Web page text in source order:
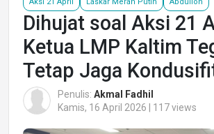
Dihujat soal Aksi 21
Ketua LMP Kaltim
Tetap Jaga
Penulis: Akmal Fadhil
Kamis, 16 April 2026 | 117 views